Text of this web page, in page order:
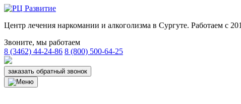
Центр лечения наркомании и алкоголизма в Сургуте. Работаем с
Звоните, мы работаем
8 (3462) 44-24-86 8 (800) 500-64-25
заказать обратный звонок